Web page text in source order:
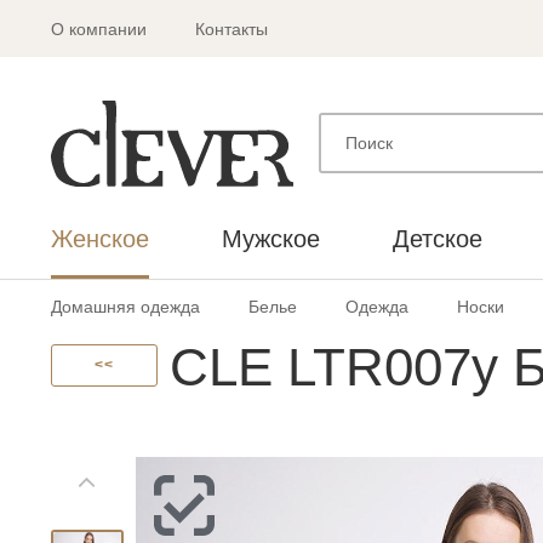
О компании Контакты
Женское Мужское Детское
Домашняя одежда Белье Одежда Носки
<< CLE LTR007у